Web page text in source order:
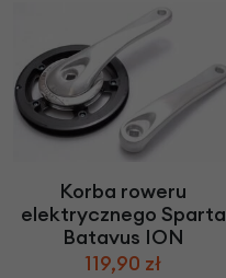
Korba roweru
elektrycznego Sparta
Batavus ION
119,90 zł